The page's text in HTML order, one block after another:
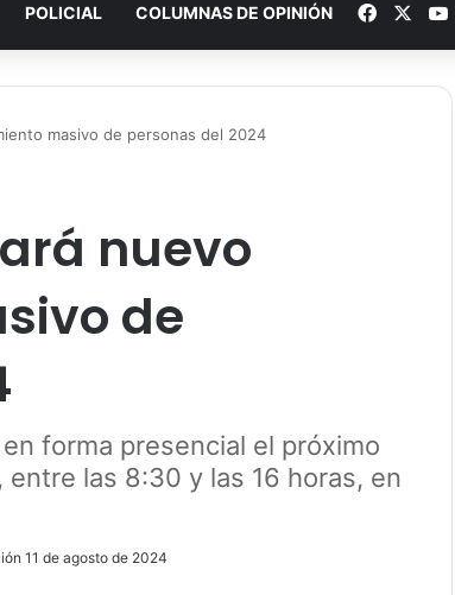
POLICIAL COLUMNAS DE OPINIÓN Facebook
masivo de personas del 2024
nuevo
de
forma presencial el próximo
las 8:30 y las 16 horas, en
11 de agosto de 2024